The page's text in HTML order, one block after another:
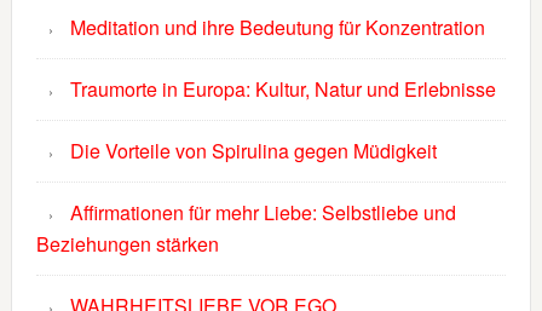
Meditation und ihre Bedeutung für Konzentration
Traumorte in Europa: Kultur, Natur und Erlebnisse
Die Vorteile von Spirulina gegen Müdigkeit
Affirmationen für mehr Liebe: Selbstliebe und
Beziehungen stärken